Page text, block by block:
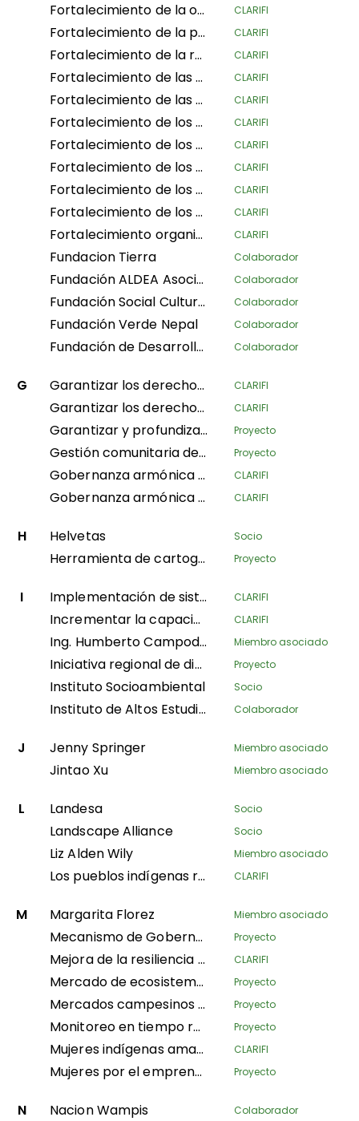
Fortalecimiento de la organización, gobernanza y gestión territorial de las organizaciones y nacionalidades de la región amazónica de Ecuador CLARIFI
Fortalecimiento de la participación de las mujeres en los espacios de toma de decisiones, la vida organizativa de los pueblos y el desarrollo de acciones para enfrentar el cambio climático CLARIFI
Fortalecimiento de la resiliencia de los medios de vida de los pastores y la gobernanza del paisaje en el norte de Tanzania CLARIFI
Fortalecimiento de las estructuras de gobernanza tradicional en los territorios indígenas de la costa caribeña de Costa Rica CLARIFI
Fortalecimiento de las tierras comunitarias y territorios y protección de los recursos del pueblo Garífuna de Honduras CLARIFI
Fortalecimiento de los Reglamentos Internos para el Autogobierno de 5 Consejos Comunitarios en el departamento de Guaviare y 1 en el departamento del Cauca CLARIFI
Fortalecimiento de los derechos de los IPLC mesoamericanos a través de la gobernanza y la gestión de sus territorios CLARIFI
Fortalecimiento de los gobiernos territoriales autónomos de la Amazonía peruana del norte en su gobernanza, gestión y defensa territorial CLARIFI
Fortalecimiento de los medios de vida de las mujeres indígenas andinas-amazónicas para la conservación de la biodiversidad y la soberanía alimentaria en la región central del Perú CLARIFI
Fortalecimiento de los medios de vida en las provincias de los pueblos indígenas Pygmeos asegurando sus derechos territoriales en la provincia de Kivu del Norte CLARIFI
Fortalecimiento organizacional de la Confederación Nacional de Mujeres Indígenas de Bolivia (CNAMIB) - Fase II CLARIFI
Fundacion Tierra Colaborador
Fundación ALDEA Asociación Latinoamericana para el Desarrollo Alternativo Colaborador
Fundación Social Cultura y Educativa Azúcar Colaborador
Fundación Verde Nepal Colaborador
Fundación de Desarrollo Social Afroecuatoriana AZUCAR Colaborador
G Garantizar los derechos sobre la tierra y los bosques de las comunidades locales para aumentar su resiliencia al cambio climático CLARIFI
Garantizar los derechos territoriales de las comunidades locales y las poblaciones indígenas en el proceso de creación del área protegida de Messok-Dja mediante mapeo participativo CLARIFI
Garantizar y profundizar los derechos forestales comunitarios en Nepal mediante el gobierno local y acciones locales coordinadas Proyecto
Gestión comunitaria de incendios Proyecto
Gobernanza armónica de los territorios indígenas amazónicos para la protección del equilibrio espiritual de los recursos naturales y los modos de vida étnicos; implementación de la segunda fase del Decreto Ley 632 de 2018 CLARIFI
Gobernanza armónica de los territorios indígenas amazónicos, en protección del equilibrio espiritual del territorio y los sistemas de vida indígenas, continuando con la implementación de la segunda fase del Decreto Ley 632 de 2018 CLARIFI
H Helvetas Socio
Herramienta de cartografía participativa Proyecto
I Implementación de sistemas productivos para la conservación ambiental, la seguridad alimentaria y la autonomía económica de las mujeres en el municipio de Buenos Aires, Norte del Cauca CLARIFI
Incrementar la capacidad organizativa de los pueblos indígenas y la visibilidad comunitaria en el fortalecimiento de las bases de reivindicación de sus derechos tradicionales CLARIFI
Ing. Humberto Campodonico Sanchez Miembro asociado
Iniciativa regional de diálogo e investigación sobre la gobernanza territorial Proyecto
Instituto Socioambiental Socio
Instituto de Altos Estudios Nacionales Colaborador
J Jenny Springer Miembro asociado
Jintao Xu Miembro asociado
L Landesa Socio
Landscape Alliance Socio
Liz Alden Wily Miembro asociado
Los pueblos indígenas recuperando los ecosistemas andinos para el Buen Vivir CLARIFI
M Margarita Florez Miembro asociado
Mecanismo de Gobernanza Territorial Proyecto
Mejora de la resiliencia de los pastores a través de la gestión integrada de los recursos naturales en el norte de Kenia CLARIFI
Mercado de ecosistemas Proyecto
Mercados campesinos como estrategia comunitaria para la seguridad y soberanía alimentaria en Alta Verapaz Proyecto
Monitoreo en tiempo real Proyecto
Mujeres indígenas amazónicas protegiendo los bosques y el conocimiento tradicional para la gobernanza territorial CLARIFI
Mujeres por el emprendimiento y la resiliencia: transformar las cadenas de valor de la piscicultura y la silvicultura en Nepal Proyecto
N Nacion Wampis Colaborador